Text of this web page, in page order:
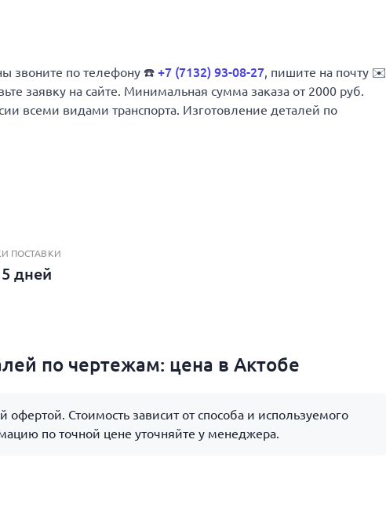
звоните по телефону ☎️ +7 (7132) 93-08-27, пишите на почту ✉️
заявку на сайте. Минимальная сумма заказа от 2000 руб.
всеми видами транспорта. Изготовление деталей по
ПОСТАВКИ
дней
по чертежам: цена в Актобе
офертой. Стоимость зависит от способа и используемого
по точной цене уточняйте у менеджера.